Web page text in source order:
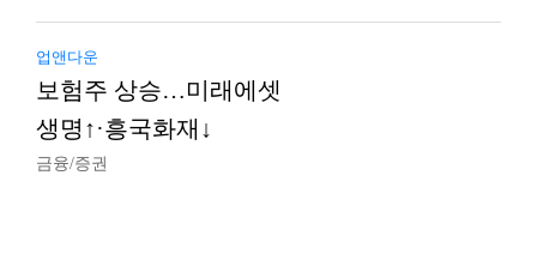
업앤다운
보험주 상승…미래에셋
생명↑·흥국화재↓
금융/증권